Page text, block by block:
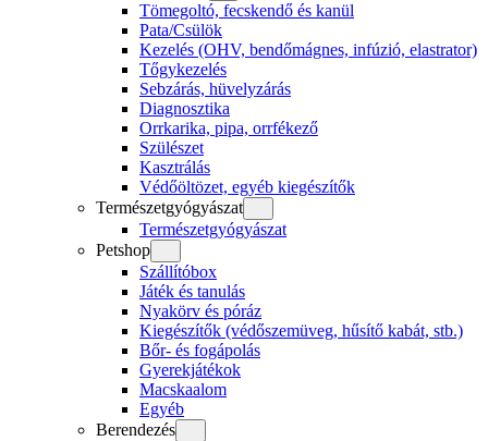
Tömegoltó, fecskendő és kanül
Pata/Csülök
Kezelés (OHV, bendőmágnes, infúzió, elastrator)
Tőgykezelés
Sebzárás, hüvelyzárás
Diagnosztika
Orrkarika, pipa, orrfékező
Szülészet
Kasztrálás
Védőöltözet, egyéb kiegészítők
Természetgyógyászat
Természetgyógyászat
Petshop
Szállítóbox
Játék és tanulás
Nyakörv és póráz
Kiegészítők (védőszemüveg, hűsítő kabát, stb.)
Bőr- és fogápolás
Gyerekjátékok
Macskaalom
Egyéb
Berendezés